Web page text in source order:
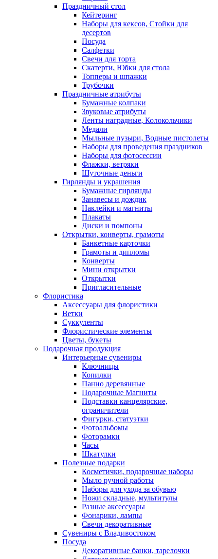
Праздничный стол
Кейтеринг
Наборы для кексов, Стойки для
десертов
Посуда
Салфетки
Свечи для торта
Скатерти, Юбки для стола
Топперы и шпажки
Трубочки
Праздничные атрибуты
Бумажные колпаки
Звуковые атрибуты
Ленты наградные, Колокольчики
Медали
Мыльные пузыри, Водные пистолеты
Наборы для проведения праздников
Наборы для фотосессии
Флажки, ветряки
Шуточные деньги
Гирлянды и украшения
Бумажные гирлянды
Занавесы и дождик
Наклейки и магниты
Плакаты
Диски и помпоны
Открытки, конверты, грамоты
Банкетные карточки
Грамоты и дипломы
Конверты
Мини открытки
Открытки
Пригласительные
Флористика
Аксессуары для флористики
Ветки
Суккуленты
Флористические элементы
Цветы, букеты
Подарочная продукция
Интерьерные сувениры
Ключницы
Копилки
Панно деревянные
Подарочные Магниты
Подставки канцелярские,
ограничители
Фигурки, статуэтки
Фотоальбомы
Фоторамки
Часы
Шкатулки
Полезные подарки
Косметички, подарочные наборы
Мыло ручной работы
Наборы для ухода за обувью
Ножи складные, мультитулы
Разные аксессуары
Фонарики, лампы
Свечи декоративные
Сувениры с Владивостоком
Посуда
Декоративные банки, тарелочки